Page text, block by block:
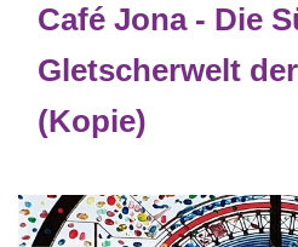
Café Jona - Die
Gletscherwelt
(Kopie)